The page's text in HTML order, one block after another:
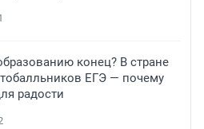
конец? В стране
ЕГЭ — почему
радости